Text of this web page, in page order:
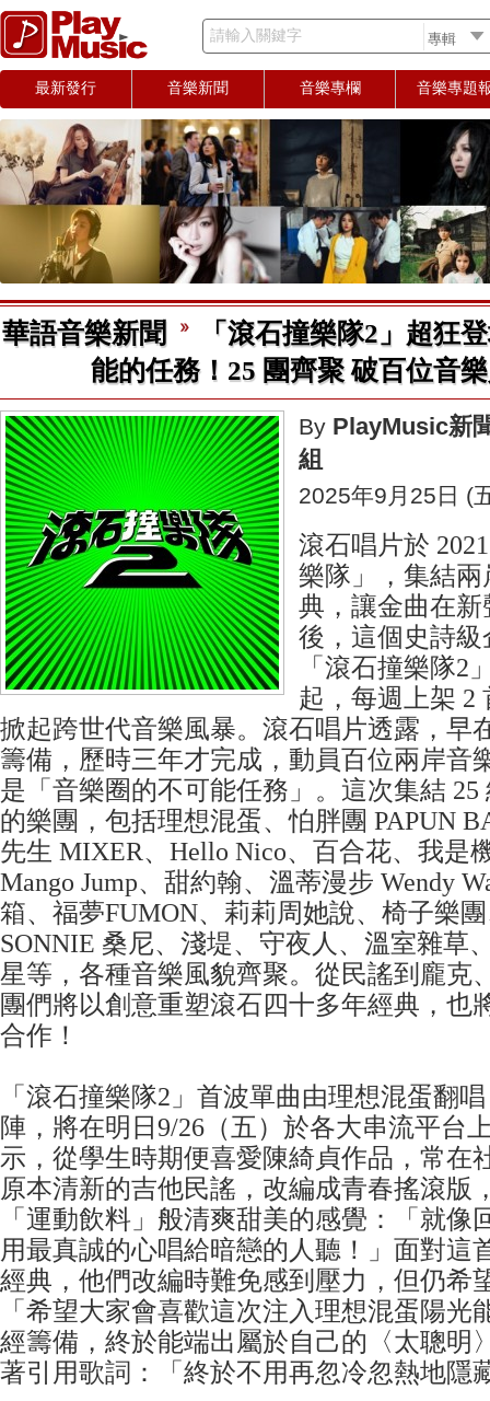
請輸入關鍵字
最新發行 音樂新聞 音樂專欄 音樂專題
華語音樂新聞
「滾石撞樂隊2」超狂
能的任務！25 團齊聚 破百位音
By PlayMusic新
組
2025年9月25日 (
滾石唱片於
樂隊」，集結兩
典，讓金曲在
後，這個史詩
「滾石撞樂隊2
起，每週上架 2
掀起跨世代音樂風暴。滾石唱片透露，早
籌備，歷時三年才完成，動員百位兩岸音
是「音樂圈的不可能任務」。這次集結
的樂團，包括理想混蛋、怕胖團 PAPUN
先生 MIXER、Hello Nico、百合花、我是
Mango Jump、甜約翰、溫蒂漫步 Wendy
箱、福夢FUMON、莉莉周她說、椅子樂
SONNIE 桑尼、淺堤、守夜人、溫室雜草
星等，各種音樂風貌齊聚。從民謠到龐克
團們將以創意重塑滾石四十多年經典，也
合作！
「滾石撞樂隊2」首波單曲由理想混蛋翻
陣，將在明日9/26（五）於各大串流平台
示，從學生時期便喜愛陳綺貞作品，常在
原本清新的吉他民謠，改編成青春搖滾版
「運動飲料」般清爽甜美的感覺：「就像
用最真誠的心唱給暗戀的人聽！」面對這
經典，他們改編時難免感到壓力，但仍希
「希望大家會喜歡這次注入理想混蛋陽光
經籌備，終於能端出屬於自己的〈太聰明
著引用歌詞：「終於不用再忽冷忽熱地隱